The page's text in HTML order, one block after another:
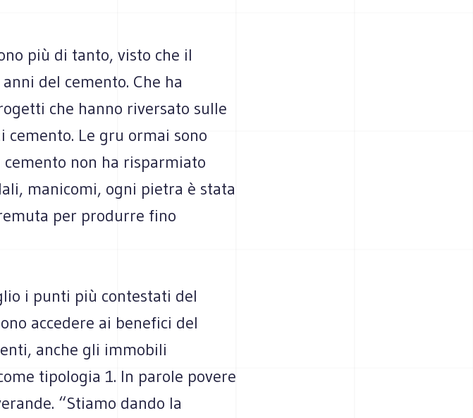
più di tanto, visto che il
del cemento. Che ha
che hanno riversato sulle
Le gru ormai sono
non ha risparmiato
manicomi, ogni pietra è stata
per produrre fino
i punti più contestati del
accedere ai benefici del
anche gli immobili
tipologia 1. In parole povere
“Stiamo dando la